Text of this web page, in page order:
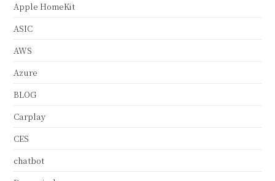
Apple HomeKit
ASIC
AWS
Azure
BLOG
Carplay
CES
chatbot